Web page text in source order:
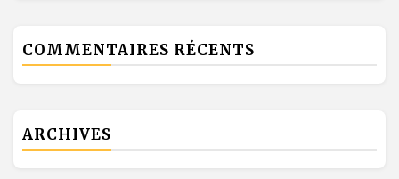
COMMENTAIRES RÉCENTS
ARCHIVES